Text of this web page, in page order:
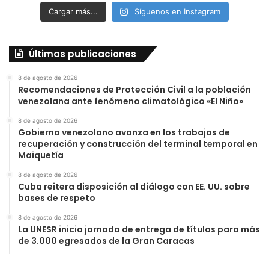
Cargar más... Síguenos en Instagram
Últimas publicaciones
8 de agosto de 2026
Recomendaciones de Protección Civil a la población
venezolana ante fenómeno climatológico «El Niño»
8 de agosto de 2026
Gobierno venezolano avanza en los trabajos de
recuperación y construcción del terminal temporal en
Maiquetía
8 de agosto de 2026
Cuba reitera disposición al diálogo con EE. UU. sobre
bases de respeto
8 de agosto de 2026
La UNESR inicia jornada de entrega de títulos para más
de 3.000 egresados de la Gran Caracas